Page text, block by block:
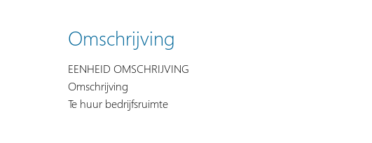
Omschrijving
EENHEID OMSCHRIJVING
Omschrijving
Te huur bedrijfsruimte